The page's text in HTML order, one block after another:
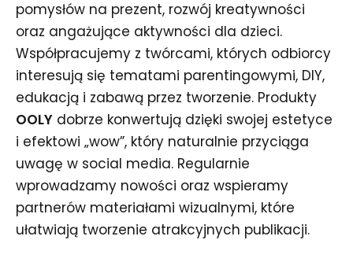
pomysłów na prezent, rozwój kreatywności
oraz angażujące aktywności dla dzieci.
Współpracujemy z twórcami, których odbiorcy
interesują się tematami parentingowymi, DIY,
edukacją i zabawą przez tworzenie. Produkty
OOLY dobrze konwertują dzięki swojej estetyce
i efektowi „wow”, który naturalnie przyciąga
uwagę w social media. Regularnie
wprowadzamy nowości oraz wspieramy
partnerów materiałami wizualnymi, które
ułatwiają tworzenie atrakcyjnych publikacji.